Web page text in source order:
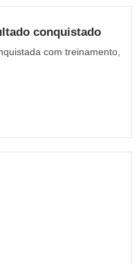
conquistado
com treinamento,